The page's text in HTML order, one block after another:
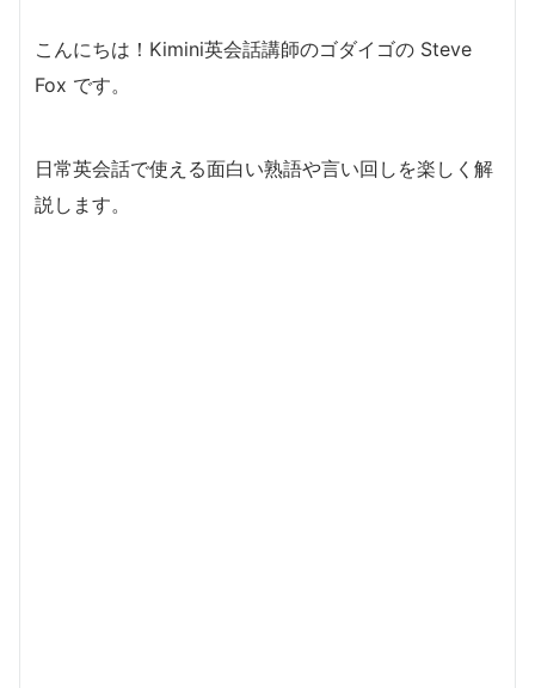
こんにちは！Kimini英会話講師のゴダイゴの Steve
Fox です。
日常英会話で使える面白い熟語や言い回しを楽しく解
説します。